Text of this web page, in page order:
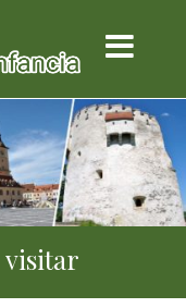
visitar